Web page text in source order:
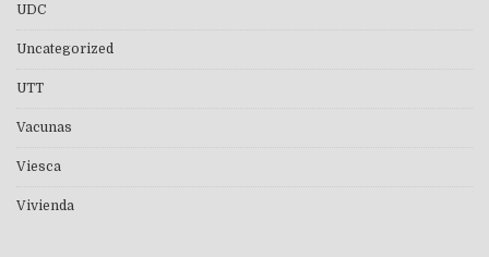
UDC
Uncategorized
UTT
Vacunas
Viesca
Vivienda